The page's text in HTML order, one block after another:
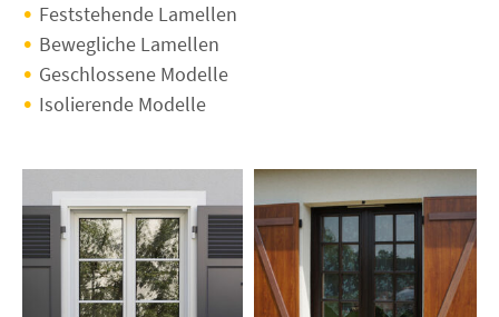
Feststehende Lamellen
Bewegliche Lamellen
Geschlossene Modelle
Isolierende Modelle